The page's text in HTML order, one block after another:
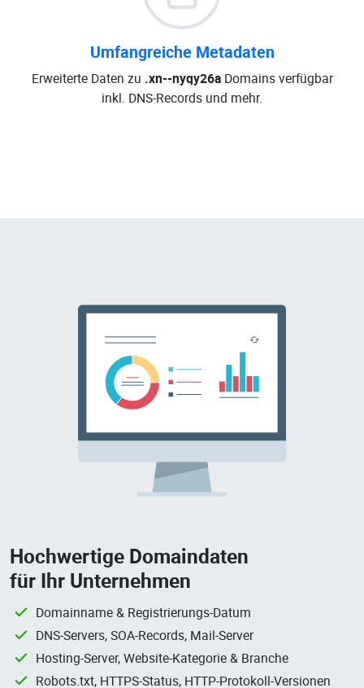
Umfangreiche Metadaten
Erweiterte Daten zu .xn--nyqy26aDomains verfügbar
inkl. DNS-Records und mehr.
Hochwertige Domaindaten
für Ihr Unternehmen
Domainname & Registrierungs-Datum
DNS-Servers, SOA-Records, Mail-Server
Hosting-Server, Website-Kategorie & Branche
Robots.txt, HTTPS-Status, HTTP-Protokoll-Versionen